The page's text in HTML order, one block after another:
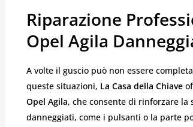
Riparazione
Opel Agila
A volte il guscio può non essere
queste situazioni, La Casa della Chiave
Opel Agila, che consente di rinforzare
danneggiati, come i pulsanti o la parte